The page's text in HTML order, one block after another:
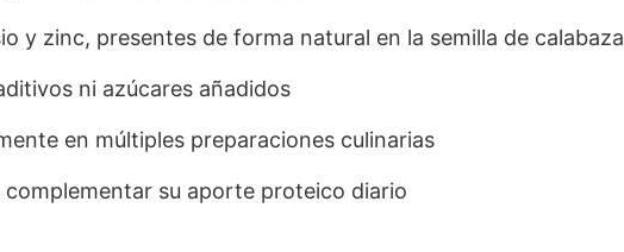
y zinc, presentes de forma natural en la semilla de calabaza
ni azúcares añadidos
en múltiples preparaciones culinarias
su aporte proteico diario